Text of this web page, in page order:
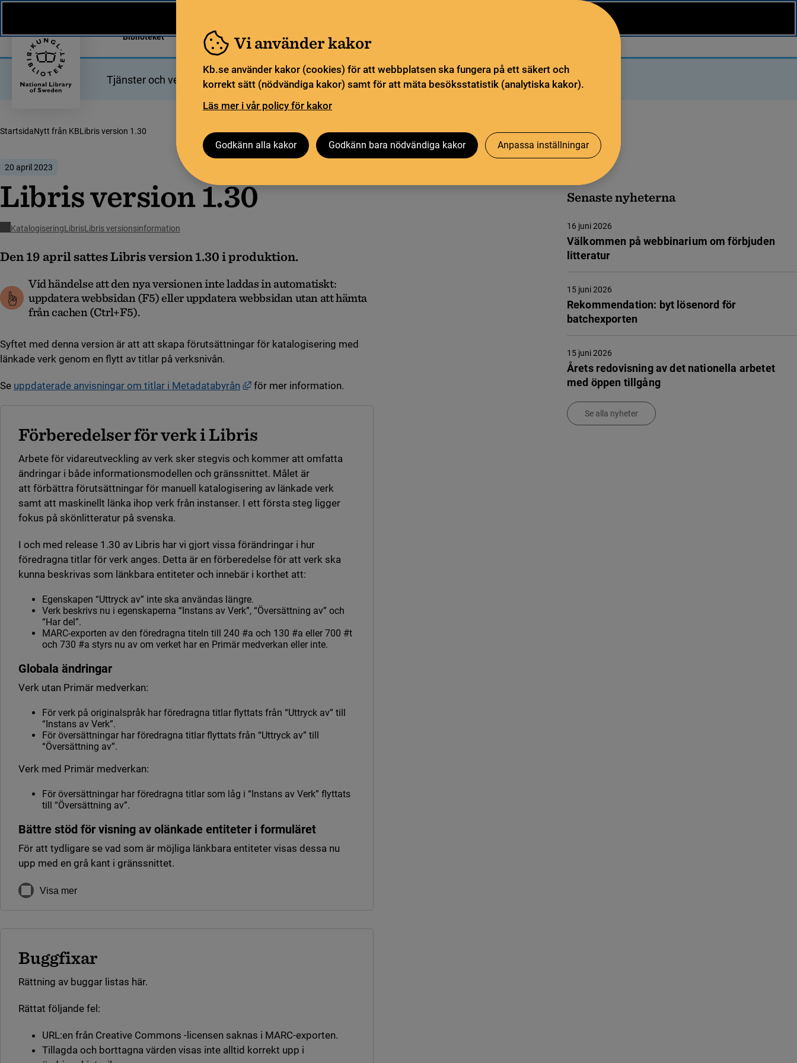
Vi använder kakor
Kb.se använder kakor (cookies) för att webbplatsen ska fungera på ett säkert och
korrekt sätt (nödvändiga kakor) samt för att mäta besöksstatistik (analytiska kakor).
Läs mer i vår policy för kakor
Godkänn alla kakor Godkänn bara nödvändiga kakor Anpassa inställningar
Biblioteket För bibliotekssektorn Pliktleverans och ISBN
Tjänster och verktyg Biblioteksstatistik Öppen vetenskap Biblioteksutveckling
StartsidaNytt från KBLibris version 1.30
20 april 2023
Libris version 1.30
KatalogiseringLibrisLibris versionsinformation
Den 19 april sattes Libris version 1.30 i produktion.
Vid händelse att den nya versionen inte laddas in automatiskt:
uppdatera webbsidan (F5) eller uppdatera webbsidan utan att hämta
från cachen (Ctrl+F5).
Syftet med denna version är att att skapa förutsättningar för katalogisering med
länkade verk genom en flytt av titlar på verksnivån.
Se uppdaterade anvisningar om titlar i Metadatabyrån Länk till annan webbplats, öppnas i nytt fönster.
för mer information.
Förberedelser för verk i Libris
Arbete för vidareutveckling av verk sker stegvis och kommer att omfatta
ändringar i både informationsmodellen och gränssnittet. Målet är
att förbättra förutsättningar för manuell katalogisering av länkade verk
samt att maskinellt länka ihop verk från instanser. I ett första steg ligger
fokus på skönlitteratur på svenska.
I och med release 1.30 av Libris har vi gjort vissa förändringar i hur
föredragna titlar för verk anges. Detta är en förberedelse för att verk ska
kunna beskrivas som länkbara entiteter och innebär i korthet att:
Egenskapen “Uttryck av” inte ska användas längre.
Verk beskrivs nu i egenskaperna “Instans av Verk”, “Översättning av” och
“Har del”.
MARC-exporten av den föredragna titeln till 240 #a och 130 #a eller 700 #t
och 730 #a styrs nu av om verket har en Primär medverkan eller inte.
Globala ändringar
Verk utan Primär medverkan:
För verk på originalspråk har föredragna titlar flyttats från “Uttryck av” till
“Instans av Verk”.
För översättningar har föredragna titlar flyttats från “Uttryck av” till
“Översättning av”.
Verk med Primär medverkan:
För översättningar har föredragna titlar som låg i “Instans av Verk” flyttats
till “Översättning av”.
Bättre stöd för visning av olänkade entiteter i formuläret
För att tydligare se vad som är möjliga länkbara entiteter visas dessa nu
upp med en grå kant i gränssnittet.
Visa mer
Buggfixar
Rättning av buggar listas här.
Rättat följande fel:
URL:en från Creative Commons -licensen saknas i MARC-exporten.
Tillagda och borttagna värden visas inte alltid korrekt upp i
Senaste nyheterna
Välkommen på webbinarium om förbjuden
litteratur
16 juni 2026
Rekommendation: byt lösenord för
batchexporten
15 juni 2026
Årets redovisning av det nationella arbetet
med öppen tillgång
15 juni 2026
Se alla nyheter